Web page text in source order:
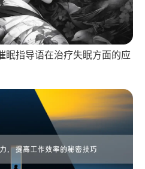
眠指导语在治疗失眠方面的应